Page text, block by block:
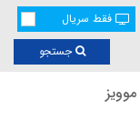
فقط سریال
جستجو